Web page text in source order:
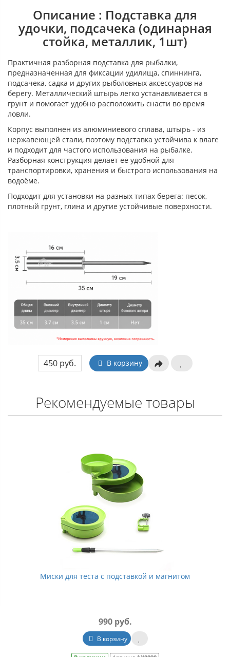
Описание : Подставка для
удочки, подсачека (одинарная
стойка, металлик, 1шт)
Практичная разборная подставка для рыбалки,
предназначенная для фиксации удилища, спиннинга,
подсачека, садка и других рыболовных аксессуаров на
берегу. Металлический штырь легко устанавливается в
грунт и помогает удобно расположить снасти во время
ловли.
Корпус выполнен из алюминиевого сплава, штырь - из
нержавеющей стали, поэтому подставка устойчива к влаге
и подходит для частого использования на рыбалке.
Разборная конструкция делает её удобной для
транспортировки, хранения и быстрого использования на
водоёме.
Подходит для установки на разных типах берега: песок,
плотный грунт, глина и другие устойчивые поверхности.
450 руб. В корзину
Рекомендуемые товары
Миски для теста с подставкой и магнитом
990 руб.
В корзину